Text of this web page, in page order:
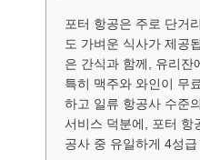
포터 항공은 주로 단거
도 가벼운 식사가 제공
은 간식과 함께, 유리잔
특히 맥주와 와인이 무
하고 일류 항공사 수준
서비스 덕분에, 포터 항
공사 중 유일하게 4성